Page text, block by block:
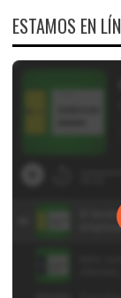
ESTAMOS EN